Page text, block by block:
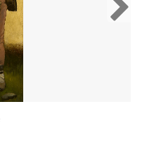
Next